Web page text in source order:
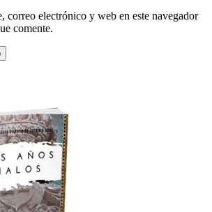
correo electrónico y web en este navegador
comente.